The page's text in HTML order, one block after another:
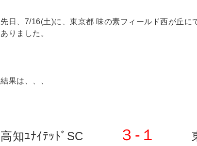
先日、7/16(土)に、東京都 味の素フィールド西が丘に
ありました。
結果は、、、
高知ﾕﾅｲﾃｯﾄﾞSC ３-１ 東京